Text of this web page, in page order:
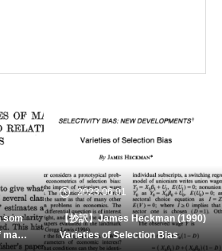
2023.06.01
【抄訳】James Heckman (1990)
Varieties of Selection Bias
【全訳】
94)